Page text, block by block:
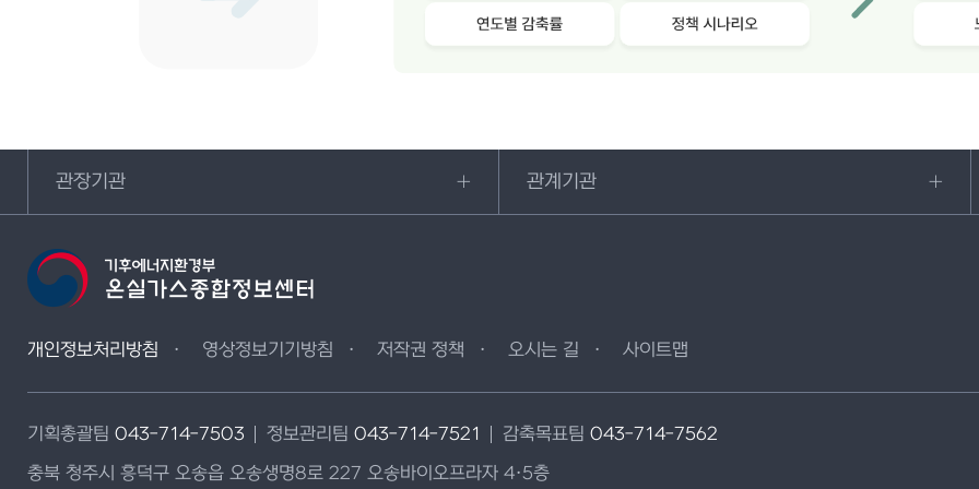
관장기관 관계기관
개인정보처리방침 영상정보기기방침 저작권 정책 오시는 길 사이트맵
기획총괄팀 043-714-7503 정보관리팀 043-714-7521 감축목표팀 043-714-7562
충북 청주시 흥덕구 오송읍 오송생명8로 227 오송바이오프라자 4·5층